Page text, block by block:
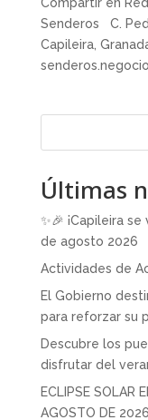
Senderos C.
Capileira,
Últimas
✨🎉 ¡Capileira
de agosto 2026
Actividades de
El Gobierno
para reforzar su
Descubre los
disfrutar del
ECLIPSE SOLAR
AGOSTO DE 2026